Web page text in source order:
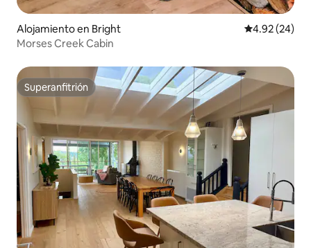
Alojamiento en Bright Calificación
4.92 (24)
Morses Creek Cabin
Superanfitrión
Superanfitrión